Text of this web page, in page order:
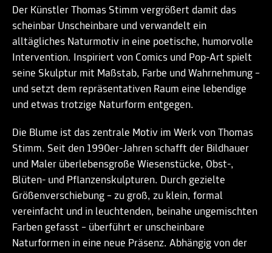
Der Künstler Thomas Stimm vergrößert damit das
scheinbar Unscheinbare und verwandelt ein
alltägliches Naturmotiv in eine poetische, humorvolle
Intervention. Inspiriert von Comics und Pop-Art spielt
seine Skulptur mit Maßstab, Farbe und Wahrnehmung –
und setzt dem repräsentativen Raum eine lebendige
und etwas trotzige Naturform entgegen.
Die Blume ist das zentrale Motiv im Werk von Thomas
Stimm. Seit den 1990er-Jahren schafft der Bildhauer
und Maler überlebensgroße Wiesenstücke, Obst-,
Blüten- und Pflanzenskulpturen. Durch gezielte
Größenverschiebung – zu groß, zu klein, formal
vereinfacht und in leuchtenden, beinahe ungemischten
Farben gefasst – überführt er unscheinbare
Naturformen in eine neue Präsenz. Abhängig von der